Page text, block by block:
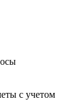
с учетом